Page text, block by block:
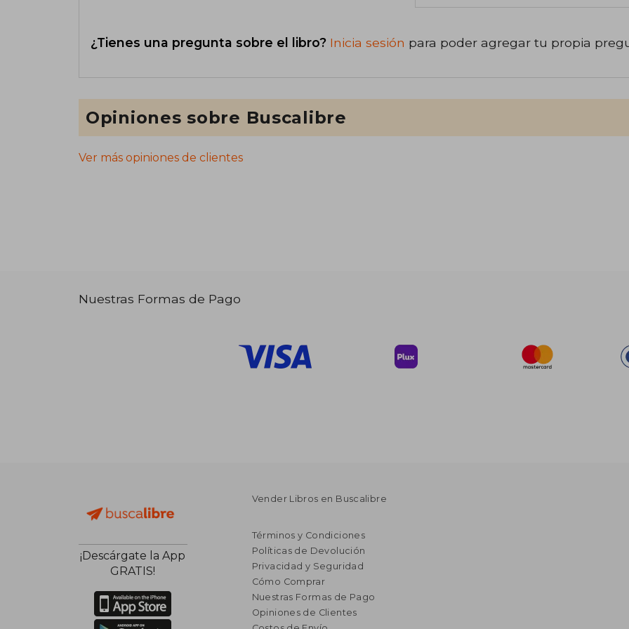
¿Tienes una pregunta sobre el libro? Inicia sesión para poder agregar tu propia
Opiniones sobre Buscalibre
Ver más opiniones de clientes
Nuestras Formas de Pago
¡Descárgate la App
GRATIS!
Vender Libros en Buscalibre
Términos y Condiciones
Políticas de Devolución
Privacidad y Seguridad
Cómo Comprar
Nuestras Formas de Pago
Opiniones de Clientes